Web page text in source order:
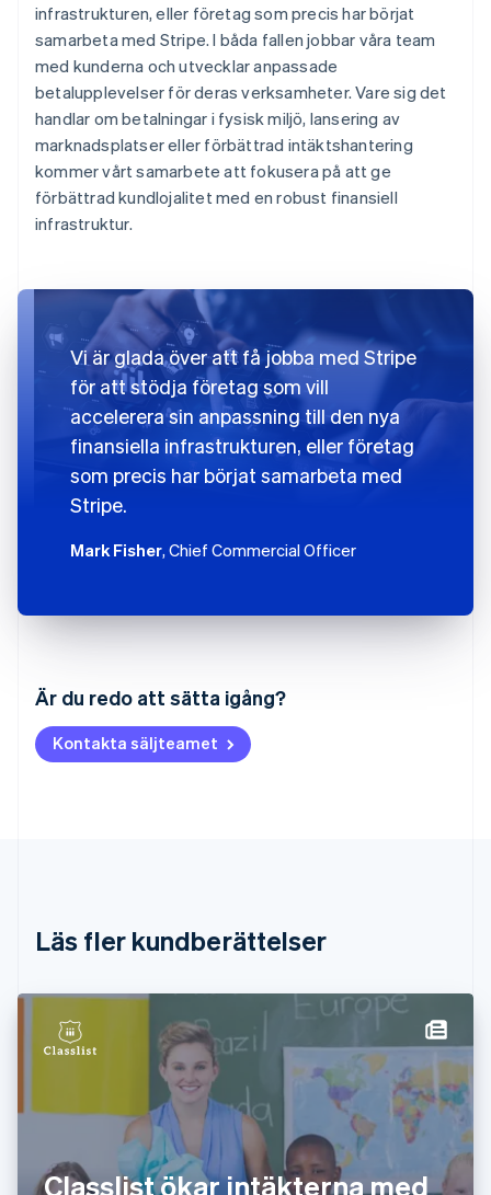
Är du redo att sätta igång?
Kontakta säljteamet
infrastrukturen, eller företag som precis har börjat
samarbeta med Stripe. I båda fallen jobbar våra team
med kunderna och utvecklar anpassade
betalupplevelser för deras verksamheter. Vare sig det
handlar om betalningar i fysisk miljö, lansering av
marknadsplatser eller förbättrad intäktshantering
kommer vårt samarbete att fokusera på att ge
förbättrad kundlojalitet med en robust finansiell
infrastruktur.
Vi är glada över att få jobba med Stripe
för att stödja företag som vill
accelerera sin anpassning till den nya
finansiella infrastrukturen, eller företag
som precis har börjat samarbeta med
Stripe.
Mark Fisher, Chief Commercial Officer
Läs fler kundberättelser
Classlist ökar intäkterna med
Belgien
NederlandsFrançaisDeutsch
Brasilien
PortuguêsEnglish
English
English
Frankrike
English
Förenade Arabemiraten
English
Gibraltar
English